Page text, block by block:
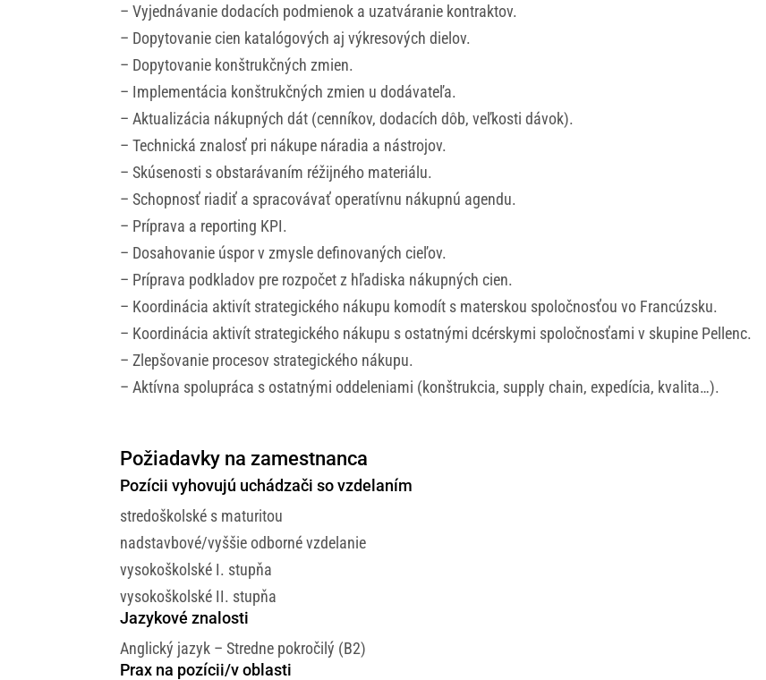
– Vyjednávanie dodacích podmienok a uzatváranie kontraktov.
– Dopytovanie cien katalógových aj výkresových dielov.
– Dopytovanie konštrukčných zmien.
– Implementácia konštrukčných zmien u dodávateľa.
– Aktualizácia nákupných dát (cenníkov, dodacích dôb, veľkosti dávok).
– Technická znalosť pri nákupe náradia a nástrojov.
– Skúsenosti s obstarávaním réžijného materiálu.
– Schopnosť riadiť a spracovávať operatívnu nákupnú agendu.
– Príprava a reporting KPI.
– Dosahovanie úspor v zmysle definovaných cieľov.
– Príprava podkladov pre rozpočet z hľadiska nákupných cien.
– Koordinácia aktivít strategického nákupu komodít s materskou spoločnosťou vo Francúzsku.
– Koordinácia aktivít strategického nákupu s ostatnými dcérskymi spoločnosťami v skupine Pellenc.
– Zlepšovanie procesov strategického nákupu.
– Aktívna spolupráca s ostatnými oddeleniami (konštrukcia, supply chain, expedícia, kvalita…).
Požiadavky na zamestnanca
Pozícii vyhovujú uchádzači so vzdelaním
stredoškolské s maturitou
nadstavbové/vyššie odborné vzdelanie
vysokoškolské I. stupňa
vysokoškolské II. stupňa
Jazykové znalosti
Anglický jazyk – Stredne pokročilý (B2)
Prax na pozícii/v oblasti